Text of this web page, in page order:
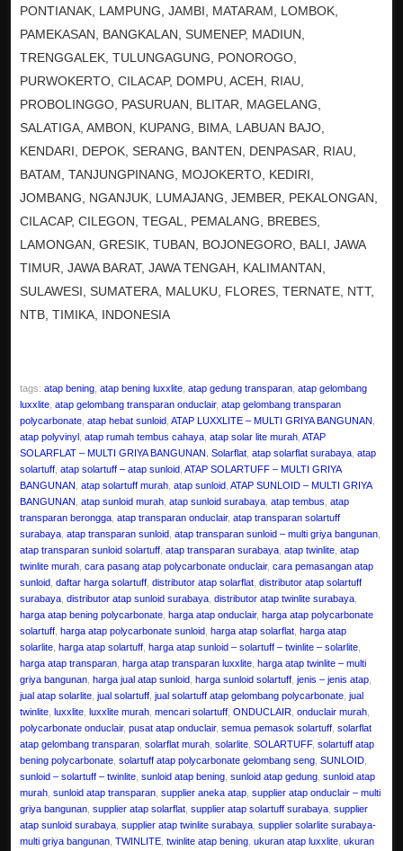
PONTIANAK, LAMPUNG, JAMBI, MATARAM, LOMBOK,
PAMEKASAN, BANGKALAN, SUMENEP, MADIUN,
TRENGGALEK, TULUNGAGUNG, PONOROGO,
PURWOKERTO, CILACAP, DOMPU, ACEH, RIAU,
PROBOLINGGO, PASURUAN, BLITAR, MAGELANG,
SALATIGA, AMBON, KUPANG, BIMA, LABUAN BAJO,
KENDARI, DEPOK, SERANG, BANTEN, DENPASAR, RIAU,
BATAM, TANJUNGPINANG, MOJOKERTO, KEDIRI,
JOMBANG, NGANJUK, LUMAJANG, JEMBER, PEKALONGAN,
CILACAP, CILEGON, TEGAL, PEMALANG, BREBES,
LAMONGAN, GRESIK, TUBAN, BOJONEGORO, BALI, JAWA
TIMUR, JAWA BARAT, JAWA TENGAH, KALIMANTAN,
SULAWESI, SUMATERA, MALUKU, FLORES, TERNATE, NTT,
NTB, TIMIKA, INDONESIA
tags:atap bening ,atap bening luxxlite ,atap gedung transparan ,atap gelombang
luxxlite ,atap gelombang transparan onduclair,atap gelombang transparan
polycarbonate ,atap hebat sunloid ,ATAP LUXXLITE – MULTI GRIYA BANGUNAN
atap polyvinyl ,atap rumah tembus cahaya ,atap solar lite murah ,ATAP
SOLARFLAT – MULTI GRIYA BANGUNAN. Solarflat ,atap solarflat surabaya ,atap
solartuff ,atap solartuff – atap sunloid ,ATAP SOLARTUFF – MULTI GRIYA
BANGUNAN ,atap solartuff murah ,atap sunloid ,ATAP SUNLOID – MULTI GRIYA
BANGUNAN ,atap sunloid murah ,atap sunloid surabaya ,atap tembus ,atap
transparan berongga ,atap transparan onduclair,atap transparan solartuff
surabaya ,atap transparan sunloid ,atap transparan sunloid – multi griya bangunan
atap transparan sunloid solartuff ,atap transparan surabaya ,atap twinlite ,atap
twinlite murah ,cara pasang atap polycarbonate onduclair,cara pemasangan atap
sunloid ,daftar harga solartuff ,distributor atap solarflat ,distributor atap solartuff
surabaya ,distributor atap sunloid surabaya ,distributor atap twinlite surabaya
harga atap bening polycarbonate ,harga atap onduclair,harga atap polycarbonate
solartuff ,harga atap polycarbonate sunloid ,harga atap solarflat ,harga atap
solarlite ,harga atap solartuff ,harga atap sunloid – solartuff – twinlite – solarlite
harga atap transparan ,harga atap transparan luxxlite ,harga atap twinlite – multi
griya bangunan ,harga jual atap sunloid ,harga sunloid solartuff ,jenis – jenis atap
jual atap solarlite ,jual solartuff ,jual solartuff atap gelombang polycarbonate ,jual
twinlite ,luxxlite ,luxxlite murah ,mencari solartuff ,ONDUCLAIR ,onduclair murah
polycarbonate onduclair,pusat atap onduclair,semua pemasok solartuff ,solarflat
atap gelombang transparan ,solarflat murah ,solarlite ,SOLARTUFF,solartuff atap
bening polycarbonate ,solartuff atap polycarbonate gelombang seng ,SUNLOID
sunloid – solartuff – twinlite ,sunloid atap bening ,sunloid atap gedung ,sunloid atap
murah ,sunloid atap transparan ,supplier aneka atap ,supplier atap onduclair – multi
griya bangunan ,supplier atap solarflat ,supplier atap solartuff surabaya ,supplier
atap sunloid surabaya ,supplier atap twinlite surabaya ,supplier solarlite surabaya-
multi griya bangunan ,TWINLITE ,twinlite atap bening ,ukuran atap luxxlite ,ukuran